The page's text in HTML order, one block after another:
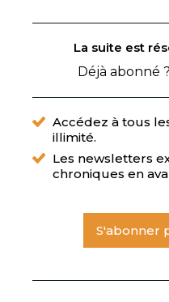
La suite est
Déjà abonné ?
Accédez à tous
illimité.
Les newsletters
chroniques en
S'abonner